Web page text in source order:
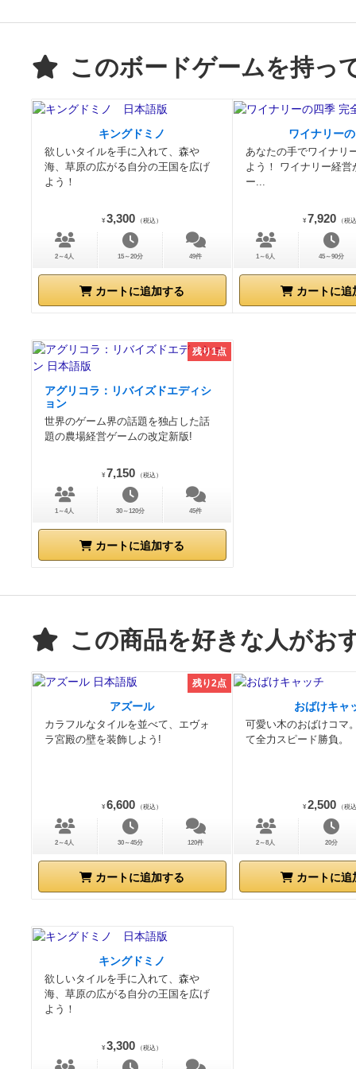
このボードゲームを持っ
キングドミノ
欲しいタイルを手に入れて、森や
海、草原の広がる自分の王国を広げ
よう！
¥ 3,300 （税込）
2～4人 15～20分 49件
カートに追加する
ワイナリー
あなたの手でワイナリ
よう！ ワイナリー経営
ー...
¥ 7,920 （税
1～6人 45～90分
カートに追
残り1点
アグリコラ：リバイズドエディシ
ョン
世界のゲーム界の話題を独占した話
題の農場経営ゲームの改定新版!
¥ 7,150 （税込）
1～4人 30～120分 45件
カートに追加する
この商品を好きな人がお
残り2点
アズール
カラフルなタイルを並べて、エヴォ
ラ宮殿の壁を装飾しよう!
¥ 6,600 （税込）
2～4人 30～45分 120件
カートに追加する
おばけキャ
可愛い木のおばけコマ
て全力スピード勝負。
¥ 2,500 （税
2～8人 20分
カートに追
キングドミノ
欲しいタイルを手に入れて、森や
海、草原の広がる自分の王国を広げ
よう！
¥ 3,300 （税込）